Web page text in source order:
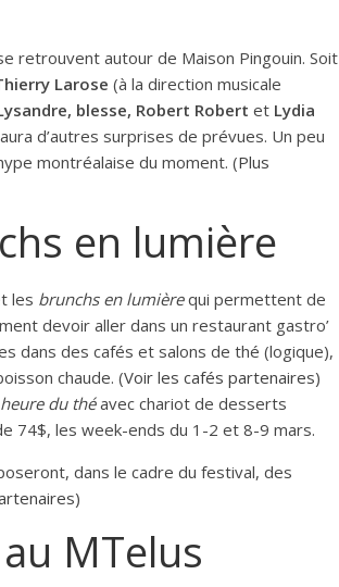
retrouvent autour de Maison Pingouin. Soit
Larose (à la direction musicale
blesse, Robert Robert et Lydia
d’autres surprises de prévues. Un peu
montréalaise du moment. (Plus
en lumière
les brunchs en lumièrequi permettent de
devoir aller dans un restaurant gastro’
dans des cafés et salons de thé (logique),
chaude. (Voir les cafés partenaires)
heure du théavec chariot de desserts
74$, les week-ends du 1-2 et 8-9 mars.
dans le cadre du festival, des
)
MTelus